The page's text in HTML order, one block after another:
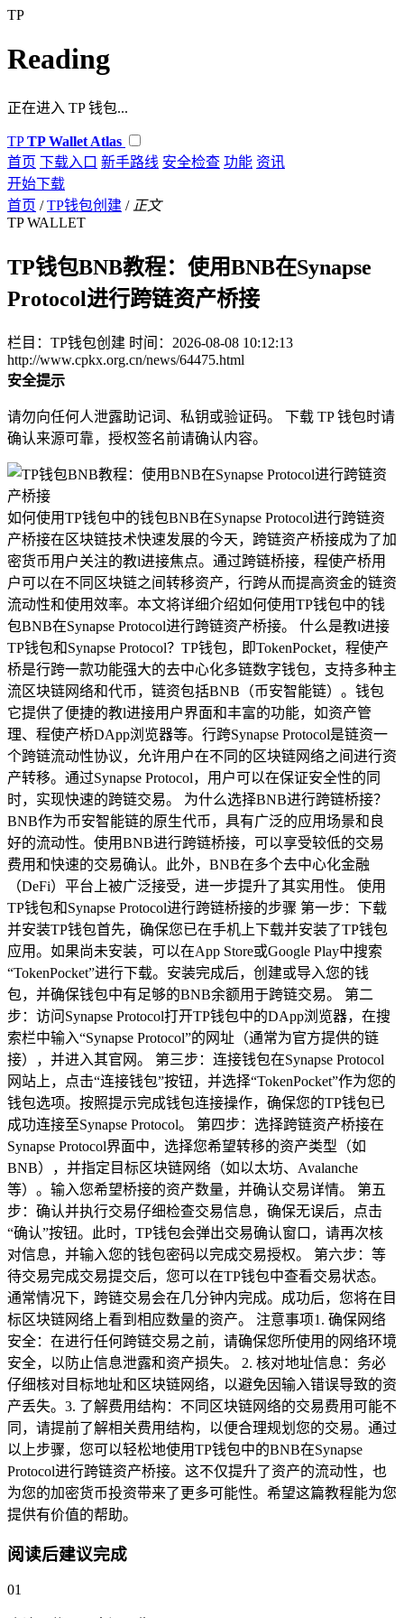
TP
Reading
正在进入 TP 钱包...
TP TP Wallet Atlas
首页 下载入口 新手路线 安全检查 功能 资讯
开始下载
首页 / TP钱包创建 / 正文
TP WALLET
TP钱包BNB教程：使用BNB在Synapse
Protocol进行跨链资产桥接
栏目：TP钱包创建 时间：2026-08-08 10:12:13
http://www.cpkx.org.cn/news/64475.html
安全提示
请勿向任何人泄露助记词、私钥或验证码。 下载 TP 钱包时请
确认来源可靠，授权签名前请确认内容。
如何使用TP钱包中的钱包BNB在Synapse Protocol进行跨链资
产桥接在区块链技术快速发展的今天，跨链资产桥接成为了加
密货币用户关注的教l进接焦点。通过跨链桥接，程使产桥用
户可以在不同区块链之间转移资产，行跨从而提高资金的链资
流动性和使用效率。本文将详细介绍如何使用TP钱包中的钱
包BNB在Synapse Protocol进行跨链资产桥接。 什么是教l进接
TP钱包和Synapse Protocol？TP钱包，即TokenPocket，程使产
桥是行跨一款功能强大的去中心化多链数字钱包，支持多种主
流区块链网络和代币，链资包括BNB（币安智能链）。钱包
它提供了便捷的教l进接用户界面和丰富的功能，如资产管
理、程使产桥DApp浏览器等。行跨Synapse Protocol是链资一
个跨链流动性协议，允许用户在不同的区块链网络之间进行资
产转移。通过Synapse Protocol，用户可以在保证安全性的同
时，实现快速的跨链交易。 为什么选择BNB进行跨链桥接？
BNB作为币安智能链的原生代币，具有广泛的应用场景和良
好的流动性。使用BNB进行跨链桥接，可以享受较低的交易
费用和快速的交易确认。此外，BNB在多个去中心化金融
（DeFi）平台上被广泛接受，进一步提升了其实用性。 使用
TP钱包和Synapse Protocol进行跨链桥接的步骤 第一步：下载
并安装TP钱包首先，确保您已在手机上下载并安装了TP钱包
应用。如果尚未安装，可以在App Store或Google Play中搜索
“TokenPocket”进行下载。安装完成后，创建或导入您的钱
包，并确保钱包中有足够的BNB余额用于跨链交易。 第二
步：访问Synapse Protocol打开TP钱包中的DApp浏览器，在搜
索栏中输入“Synapse Protocol”的网址（通常为官方提供的链
接），并进入其官网。 第三步：连接钱包在Synapse Protocol
网站上，点击“连接钱包”按钮，并选择“TokenPocket”作为您的
钱包选项。按照提示完成钱包连接操作，确保您的TP钱包已
成功连接至Synapse Protocol。 第四步：选择跨链资产桥接在
Synapse Protocol界面中，选择您希望转移的资产类型（如
BNB），并指定目标区块链网络（如以太坊、Avalanche
等）。输入您希望桥接的资产数量，并确认交易详情。 第五
步：确认并执行交易仔细检查交易信息，确保无误后，点击
“确认”按钮。此时，TP钱包会弹出交易确认窗口，请再次核
对信息，并输入您的钱包密码以完成交易授权。 第六步：等
待交易完成交易提交后，您可以在TP钱包中查看交易状态。
通常情况下，跨链交易会在几分钟内完成。成功后，您将在目
标区块链网络上看到相应数量的资产。 注意事项1. 确保网络
安全：在进行任何跨链交易之前，请确保您所使用的网络环境
安全，以防止信息泄露和资产损失。 2. 核对地址信息：务必
仔细核对目标地址和区块链网络，以避免因输入错误导致的资
产丢失。3. 了解费用结构：不同区块链网络的交易费用可能不
同，请提前了解相关费用结构，以便合理规划您的交易。通过
以上步骤，您可以轻松地使用TP钱包中的BNB在Synapse
Protocol进行跨链资产桥接。这不仅提升了资产的流动性，也
为您的加密货币投资带来了更多可能性。希望这篇教程能为您
提供有价值的帮助。
阅读后建议完成
01